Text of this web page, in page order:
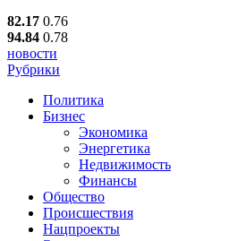
82.17 0.76
94.84 0.78
новости
Рубрики
Политика
Бизнес
Экономика
Энергетика
Недвижимость
Финансы
Общество
Происшествия
Нацпроекты